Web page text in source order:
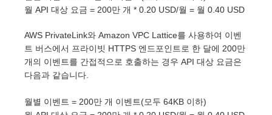
월 API 대상 요금 = 200만 개 * 0.20 USD/월 = 월 0.40 USD
AWS PrivateLink와 Amazon VPC Lattice를 사용하여 이벤
트 버스에서 프라이빗 HTTPS 엔드포인트로 한 달에 200만
개의 이벤트를 간접적으로 호출하는 경우 API 대상 요금은
다음과 같습니다.
월별 이벤트 = 200만 개 이벤트(모두 64KB 이하)